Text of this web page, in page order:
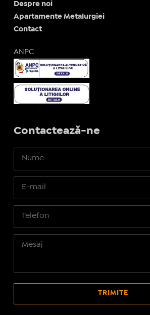
Despre noi
Apartamente Metalurgiei
Contact
ANPC
Contactează-ne